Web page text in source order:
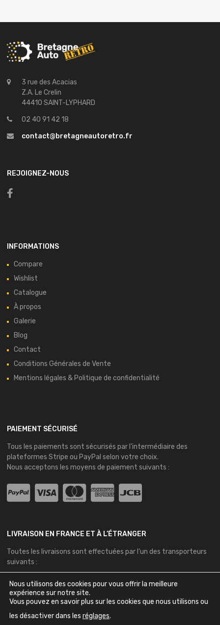
3 rue des Acacias
Z.A. Le Crelin
44410 SAINT-LYPHARD
02 40 91 42 18
contact@bretagneautoretro.fr
REJOIGNEZ-NOUS
INFORMATIONS
Compare
Wishlist
Catalogue
À propos
Galerie
Blog
Contact
Conditions Générales de Vente
Mentions légales & Politique de confidentialité
PAIEMENT SÉCURISÉ
Tous les paiements sont sécurisés par l’intermédiaire des
plateformes Stripe ou PayPal selon votre choix.
Nous acceptons les moyens de paiement suivants :
LIVRAISON EN FRANCE ET À L’ÉTRANGER
Toutes les livraisons sont effectuées par l’un des transporteurs
suivants :
Nous utilisons des cookies pour vous offrir la meilleure
expérience sur notre site.
Vous pouvez en savoir plus sur les cookies que nous utilisons ou
les désactiver dans les réglages.